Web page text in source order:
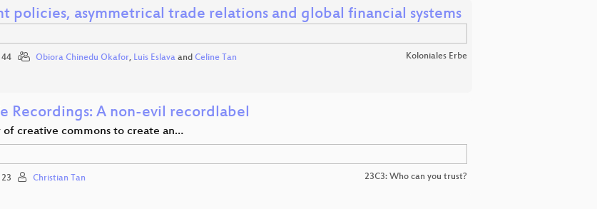
policies, asymmetrical trade relations and global financial systems
44 Obiora Chinedu Okafor, Luis Eslava and Celine Tan Koloniales Erbe
Recordings: A non-evil recordlabel
of creative commons to create an…
23 Christian Tan 23C3: Who can you trust?